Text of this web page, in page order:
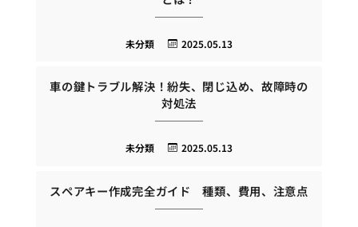
2025.05.13
未分類
車の鍵トラブル解決！紛失、閉じ込め、故障時の
対処法
2025.05.13
未分類
スペアキー作成完全ガイド 種類、費用、注意点